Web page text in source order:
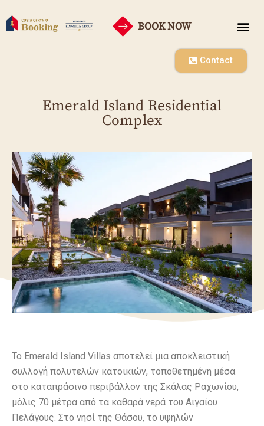
BOOK NOW
Contact
Emerald Island Residential
Complex
Το Emerald Island Villas αποτελεί μια αποκλειστική
συλλογή πολυτελών κατοικιών, τοποθετημένη μέσα
στο καταπράσινο περιβάλλον της Σκάλας Ραχωνίου,
μόλις 70 μέτρα από τα καθαρά νερά του Αιγαίου
Πελάγους. Στο νησί της Θάσου, το υψηλών